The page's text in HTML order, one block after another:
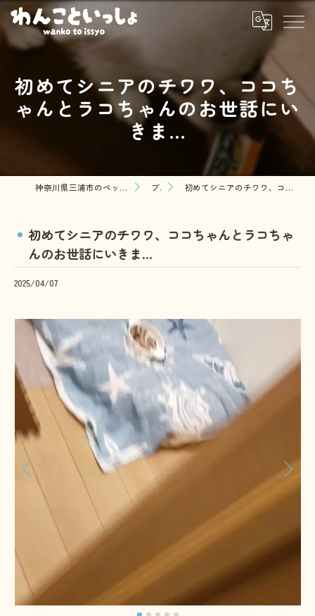
初めてシニアのチワワ、ココち
ゃんとラコちゃんのお世話にい
きま...
神奈川県三浦市のペットシッターならわんこといっしょ ブログ 初めてシニアのチワワ、ココちゃんとラコちゃんのお世話にいきま...
初めてシニアのチワワ、ココちゃんとラコちゃ
んのお世話にいきま...
2025/04/07